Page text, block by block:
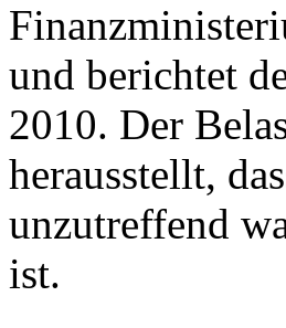
und berichtet
2010. Der
herausstellt,
unzutreffend
ist.